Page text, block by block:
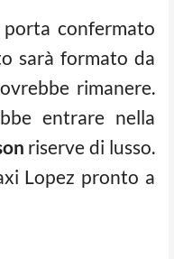
confermato
sarà formato da
rimanere.
entrare nella
riserve di lusso.
Lopez pronto a